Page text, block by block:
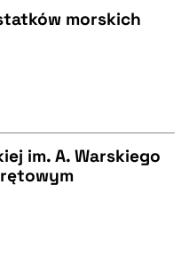
morskich
im. A. Warskiego